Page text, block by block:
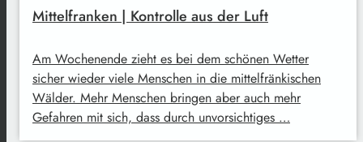
Mittelfranken | Kontrolle aus der Luft
Am Wochenende zieht es bei dem schönen Wetter
sicher wieder viele Menschen in die mittelfränkischen
Wälder. Mehr Menschen bringen aber auch mehr
Gefahren mit sich, dass durch unvorsichtiges …